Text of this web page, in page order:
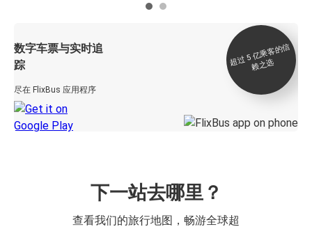
数字车票与实时追
踪
尽在 FlixBus 应用程序
超
过 5
亿
乘
客
的
信
赖
之
选
下一站去哪里？
查看我们的旅行地图，畅游全球超